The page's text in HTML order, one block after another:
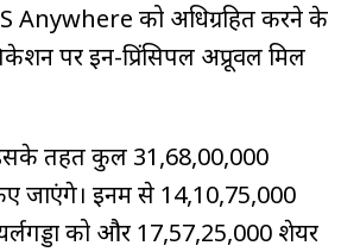
Anywhere को अधिग्रहित करने के
पर इन-प्रिंसिपल अप्रूवल मिल
तहत कुल 31,68,00,000
जाएंगे। इनमें से 14,10,75,000
को और 17,57,25,000 शेयर